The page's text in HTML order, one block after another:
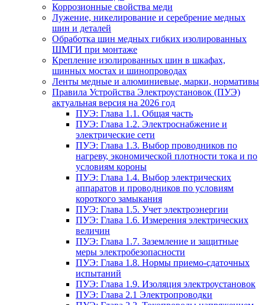
Коррозионные свойства меди
Лужение, никелирование и серебрение медных
шин и деталей
Обработка шин медных гибких изолированных
ШМГИ при монтаже
Крепление изолированных шин в шкафах,
шинных мостах и шинопроводах
Ленты медные и алюминиевые, марки, нормативы
Правила Устройства Электроустановок (ПУЭ)
актуальная версия на 2026 год
ПУЭ: Глава 1.1. Общая часть
ПУЭ: Глава 1.2. Электроснабжение и
электрические сети
ПУЭ: Глава 1.3. Выбор проводников по
нагреву, экономической плотности тока и по
условиям короны
ПУЭ: Глава 1.4. Выбор электрических
аппаратов и проводников по условиям
короткого замыкания
ПУЭ: Глава 1.5. Учет электроэнергии
ПУЭ: Глава 1.6. Измерения электрических
величин
ПУЭ: Глава 1.7. Заземление и защитные
меры электробезопасности
ПУЭ: Глава 1.8. Нормы приемо-сдаточных
испытаний
ПУЭ: Глава 1.9. Изоляция электроустановок
ПУЭ: Глава 2.1 Электропроводки